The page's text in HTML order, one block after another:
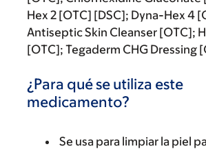
Hex 2 [OTC] [DSC]; Dyna-Hex 4
Antiseptic Skin Cleanser [OTC];
[OTC]; Tegaderm CHG Dressing
¿Para qué se utiliza este
medicamento?
Se usa para limpiar la piel